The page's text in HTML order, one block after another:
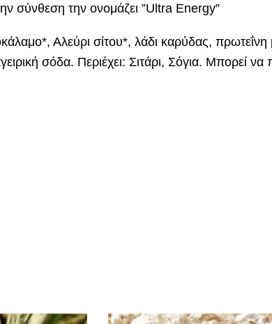
σύνθεση την ονομάζει ”Ultra Energy”
Αλεύρι σίτου*, λάδι καρύδας, πρωτεΐνη
σόδα. Περιέχει: Σιτάρι, Σόγια. Μπορεί να